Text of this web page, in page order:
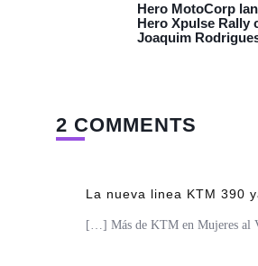
Hero MotoCorp
Hero Xpulse Rally
Joaquim
2 COMMENTS
La nueva linea KTM 390
[…] Más de KTM en Mujeres al